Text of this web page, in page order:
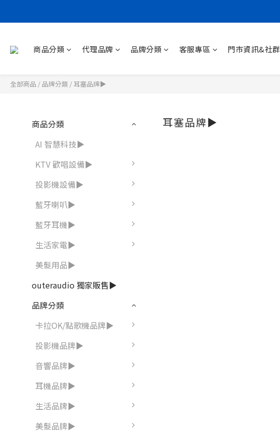
商品分類 代理品牌 品牌分類 客服專區 門市資訊&社群
全部商品 / 品牌分類 /耳塞品牌▶
商品分類
AI 智慧科技▶
KTV 歡唱設備▶
投影機設備▶
藍牙喇叭▶
藍牙耳機▶
生活家電▶
美髮用品▶
outeraudio 獨家販售▶
品牌分類
卡拉OK/點歌機品牌▶
投影機品牌▶
音響品牌▶
耳機品牌▶
生活品牌▶
美髮品牌▶
耳塞品牌▶